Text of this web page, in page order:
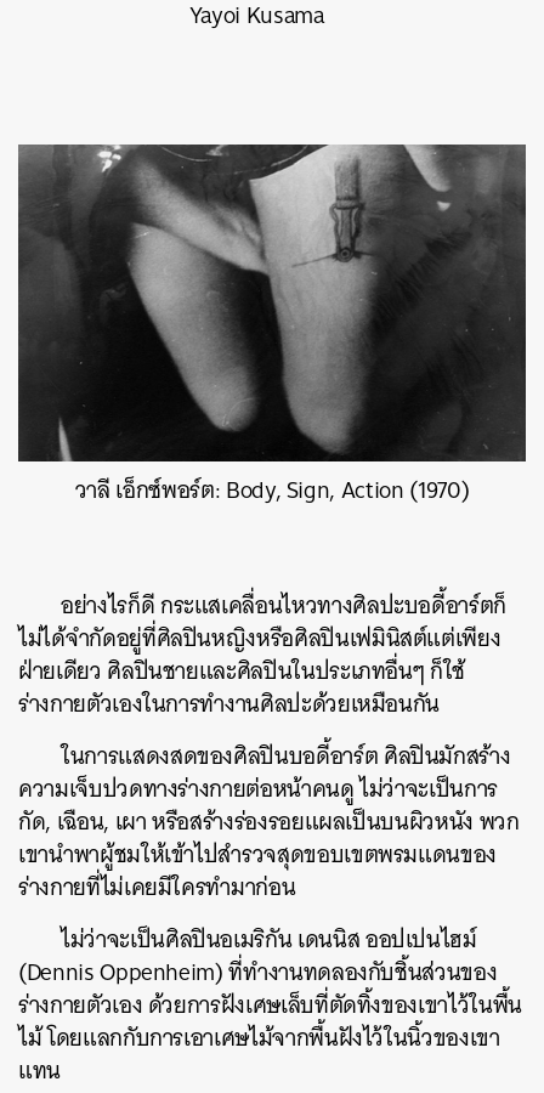
Yayoi Kusama
วาลี เอ็กซ์พอร์ต: Body, Sign, Action (1970)
อย่างไรก็ดี กระแสเคลื่อนไหวทางศิลปะบอดี้อาร์ตก็
ไม่ได้จำกัดอยู่ที่ศิลปินหญิงหรือศิลปินเฟมินิสต์แต่เพียง
ฝ่ายเดียว ศิลปินชายและศิลปินในประเภทอื่นๆ ก็ใช้
ร่างกายตัวเองในการทำงานศิลปะด้วยเหมือนกัน
ในการแสดงสดของศิลปินบอดี้อาร์ต ศิลปินมักสร้าง
ความเจ็บปวดทางร่างกายต่อหน้าคนดู ไม่ว่าจะเป็นการ
กัด, เฉือน, เผา หรือสร้างร่องรอยแผลเป็นบนผิวหนัง พวก
เขานำพาผู้ชมให้เข้าไปสำรวจสุดขอบเขตพรมแดนของ
ร่างกายที่ไม่เคยมีใครทำมาก่อน
ไม่ว่าจะเป็นศิลปินอเมริกัน เดนนิส ออปเปนไฮม์
(Dennis Oppenheim) ที่ทำงานทดลองกับชิ้นส่วนของ
ร่างกายตัวเอง ด้วยการฝังเศษเล็บที่ตัดทิ้งของเขาไว้ในพื้น
ไม้ โดยแลกกับการเอาเศษไม้จากพื้นฝังไว้ในนิ้วของเขา
แทน
TWEET